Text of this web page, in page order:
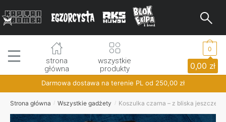
to
to
strona
główna
wszystkie
produkty
0,00 zł
0
Darmowa dostawa na terenie PL od 250,00 zł
Strona główna / Wszystkie gadżety / Koszulka czarna – z bliska jeszcze